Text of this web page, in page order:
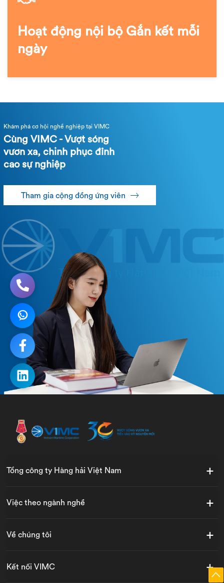
Hoạt động nội bộ Gắn kết mỗi
ngày
Khám phá cơ hội nghề nghiệp tại VIMC
Cùng VIMC - Vượt sóng
vươn xa, chinh phục đỉnh
cao sự nghiệp
Tham gia cộng đồng ứng viên
Tổng công ty Hàng hải Việt Nam
Việc theo ngành nghề
Về chúng tôi
Kết nối VIMC